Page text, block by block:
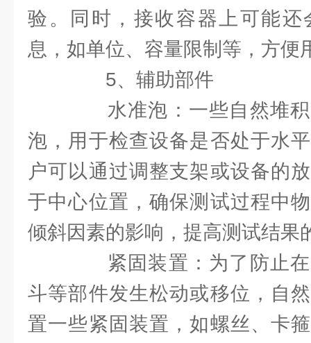
验。同时，接收容器上可能还
息，如单位、容量限制等，方便
5、辅助部件
水准泡：一些自然堆积
泡，用于检查设备是否处于水
户可以通过调整支架或设备的
于中心位置，确保测试过程中
倾斜因素的影响，提高测试结果
紧固装置：为了防止在
斗等部件发生松动或移位，自
置一些紧固装置，如螺丝、卡